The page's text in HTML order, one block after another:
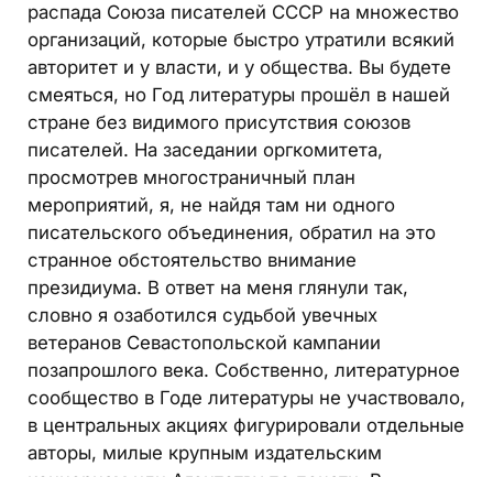
распада Союза писателей СССР на множество
организаций, которые быстро утратили всякий
авторитет и у власти, и у общества. Вы будете
смеяться, но Год литературы прошёл в нашей
стране без видимого присутствия союзов
писателей. На заседании оргкомитета,
просмотрев многостраничный план
мероприятий, я, не найдя там ни одного
писательского объединения, обратил на это
странное обстоятельство внимание
президиума. В ответ на меня глянули так,
словно я озаботился судьбой увечных
ветеранов Севастопольской кампании
позапрошлого века. Собственно, литературное
сообщество в Годе литературы не участвовало,
в центральных акциях фигурировали отдельные
авторы, милые крупным издательским